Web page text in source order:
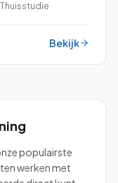
Thuisstudie
Bekijk
populairste
werken met